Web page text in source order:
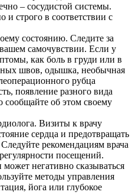
– сосудистой системы.
и строго в соответствии с
состоянию. Следите за
самочувствии. Если у
как боль в груди или в
швов, одышка, необычная
рубца
появление разного вида
сообщайте об этом своему
Визиты к врачу
сердца и предотвращать
рекомендациям врача
посещений.
негативно сказываться
методы управления
йога или глубокое